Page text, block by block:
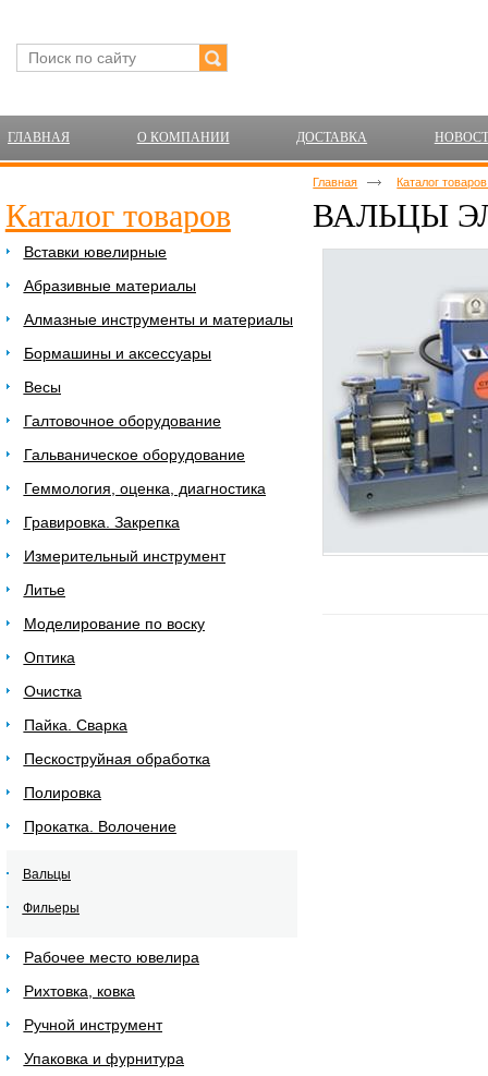
ГЛАВНАЯ О КОМПАНИИ ДОСТАВКА
Каталог товаров
Вставки ювелирные
Абразивные материалы
Алмазные инструменты и материалы
Бормашины и аксессуары
Весы
Галтовочное оборудование
Гальваническое оборудование
Геммология, оценка, диагностика
Гравировка. Закрепка
Измерительный инструмент
Литье
Моделирование по воску
Оптика
Очистка
Пайка. Сварка
Пескоструйная обработка
Полировка
Прокатка. Волочение
Вальцы
Фильеры
Рабочее место ювелира
Рихтовка, ковка
Ручной инструмент
Упаковка и фурнитура
Главная Каталог
ВАЛЬЦЫ